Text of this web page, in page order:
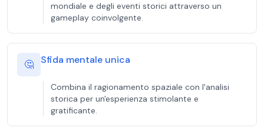
mondiale e degli eventi storici attraverso un
gameplay coinvolgente.
🤔 Sfida mentale unica
Combina il ragionamento spaziale con l'analisi
storica per un'esperienza stimolante e
gratificante.